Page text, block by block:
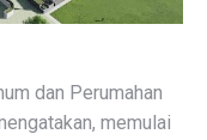
dan Perumahan
memulai